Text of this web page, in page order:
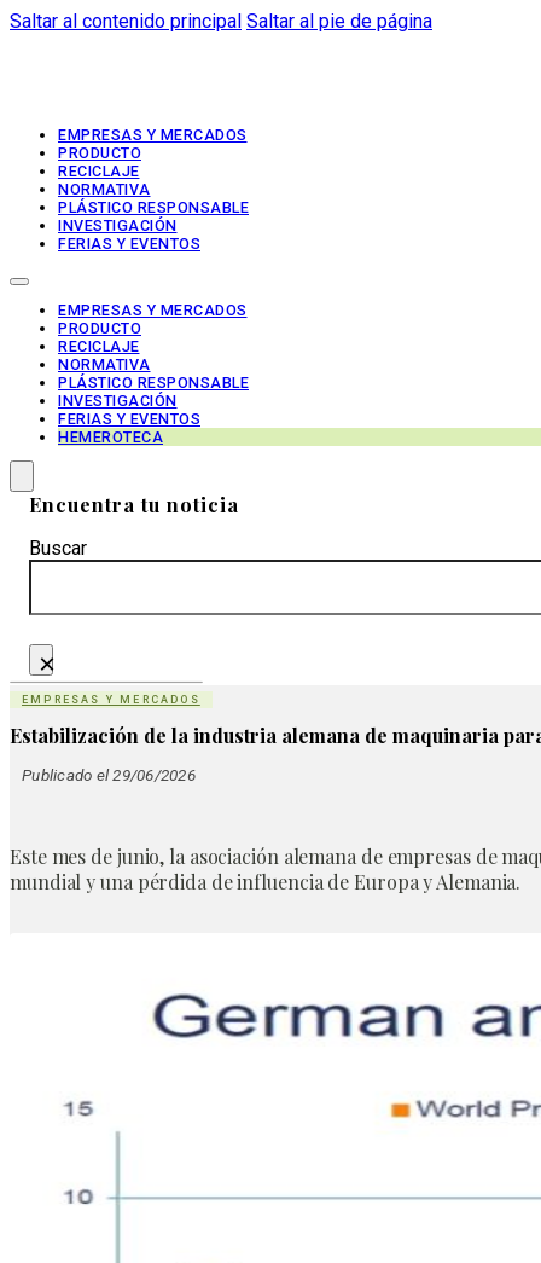
Saltar al contenido principal Saltar al pie de página
EMPRESAS Y MERCADOS
PRODUCTO
RECICLAJE
NORMATIVA
PLÁSTICO RESPONSABLE
INVESTIGACIÓN
FERIAS Y EVENTOS
EMPRESAS Y MERCADOS
PRODUCTO
RECICLAJE
NORMATIVA
PLÁSTICO RESPONSABLE
INVESTIGACIÓN
FERIAS Y EVENTOS
HEMEROTECA
Encuentra tu noticia
Buscar
×
EMPRESAS Y MERCADOS
Estabilización de la industria alemana de maquinaria
Publicado el 29/06/2026
Este mes de junio, la asociación alemana de empresas de
mundial y una pérdida de influencia de Europa y Alemania.